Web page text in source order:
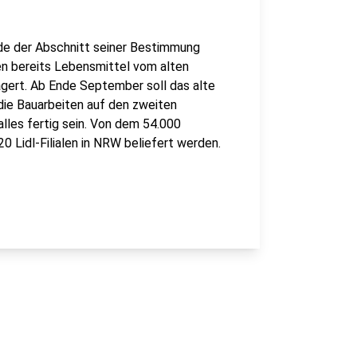
der Abschnitt seiner Bestimmung
bereits Lebensmittel vom alten
Ab Ende September soll das alte
Bauarbeiten auf den zweiten
fertig sein. Von dem 54.000
Lidl-Filialen in NRW beliefert werden.